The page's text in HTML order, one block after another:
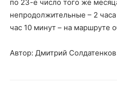
по 23-е число того же
непродолжительные – 2
час 10 минут – на маршруте
Автор: Дмитрий